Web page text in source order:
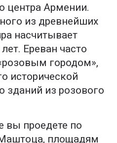
центра Армении.
из древнейших
насчитывает
Ереван часто
городом»,
исторической
зданий из розового
вы проедете по
площадям